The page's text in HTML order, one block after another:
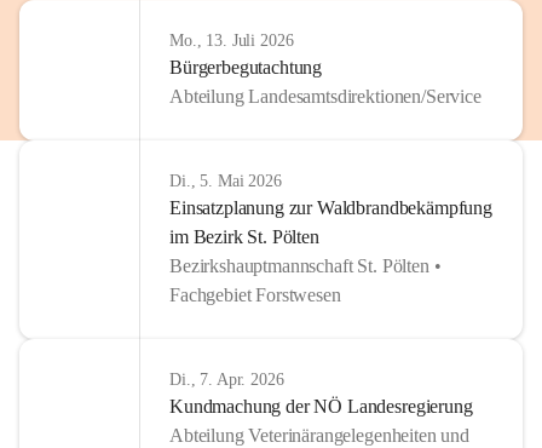
Mo., 13. Juli 2026
Bürgerbegutachtung
Abteilung Landesamtsdirektionen/Service
Di., 5. Mai 2026
Einsatzplanung zur Waldbrandbekämpfung
im Bezirk St. Pölten
Bezirkshauptmannschaft St. Pölten •
Fachgebiet Forstwesen
Di., 7. Apr. 2026
Kundmachung der NÖ Landesregierung
Abteilung Veterinärangelegenheiten und